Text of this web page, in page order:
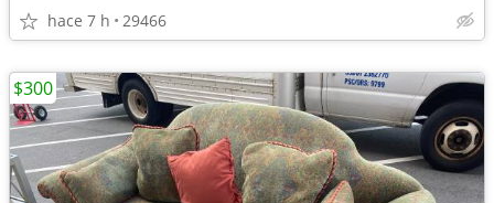
hace 7 h 29466
$300